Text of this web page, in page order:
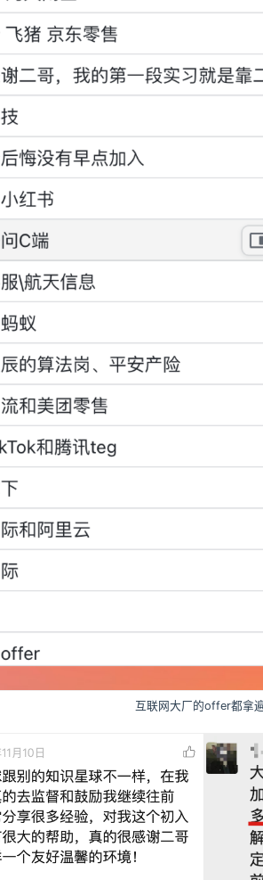
互联网大厂的offer都拿